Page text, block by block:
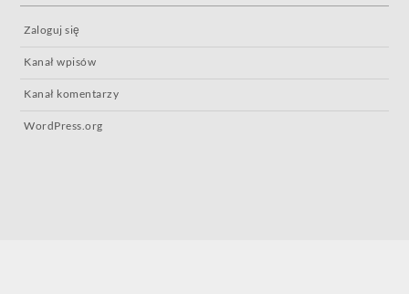
Zaloguj się
Kanał wpisów
Kanał komentarzy
WordPress.org